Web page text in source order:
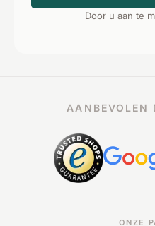
Door u aan te
AANBEVOLEN
ONZE